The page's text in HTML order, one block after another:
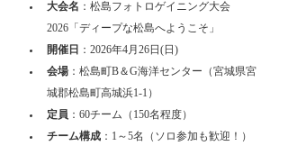
大会名 ：松島フォトロゲイニング大会
2026「ディープな松島へようこそ」
開催日
：2026年4月26日(日)
会場 ：松島町B＆G海洋センター（宮城県宮
城郡松島町高城浜1-1）
定員 ：60チーム（150名程度）
チーム構成 ：1～5名（ソロ参加も歓迎！）